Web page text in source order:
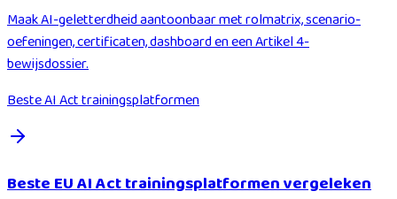
Maak AI-geletterdheid aantoonbaar met rolmatrix, scenario-
oefeningen, certificaten, dashboard en een Artikel 4-
bewijsdossier.
Beste AI Act trainingsplatformen
Beste EU AI Act trainingsplatformen vergeleken